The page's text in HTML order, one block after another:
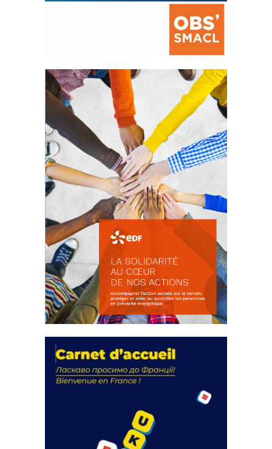
La prévention des conflits
d’intérêts
18 septembre 2023
FEUILLETER
actions
18 septembre 2023
FEUILLETER